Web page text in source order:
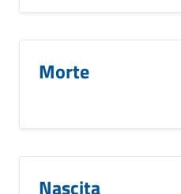
Morte
Nascita